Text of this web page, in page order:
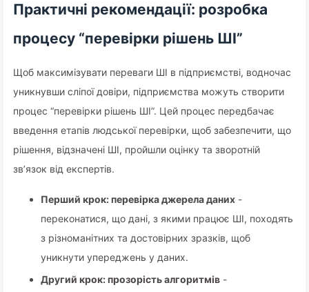
Практичні рекомендації: розробка
процесу “перевірки рішень ШІ”
Щоб максимізувати переваги ШІ в підприємстві, водночас
уникнувши сліпої довіри, підприємства можуть створити
процес “перевірки рішень ШІ”. Цей процес передбачає
введення етапів людської перевірки, щоб забезпечити, що
рішення, відзначені ШІ, пройшли оцінку та зворотній
зв’язок від експертів.
Перший крок: перевірка джерела даних -
переконатися, що дані, з якими працює ШІ, походять
з різноманітних та достовірних зразків, щоб
уникнути упереджень у даних.
Другий крок: прозорість алгоритмів -